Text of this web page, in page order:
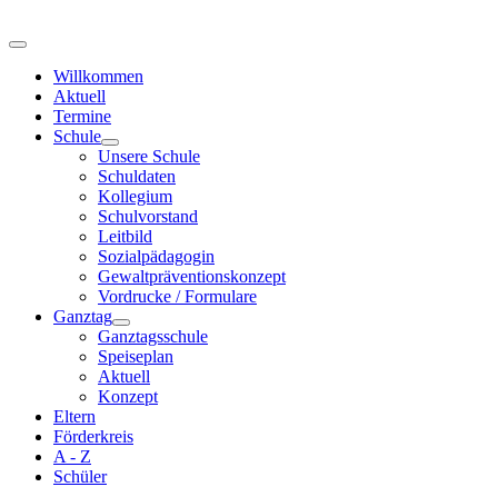
Willkommen
Aktuell
Termine
Schule
Unsere Schule
Schuldaten
Kollegium
Schulvorstand
Leitbild
Sozialpädagogin
Gewaltpräventionskonzept
Vordrucke / Formulare
Ganztag
Ganztagsschule
Speiseplan
Aktuell
Konzept
Eltern
Förderkreis
A - Z
Schüler